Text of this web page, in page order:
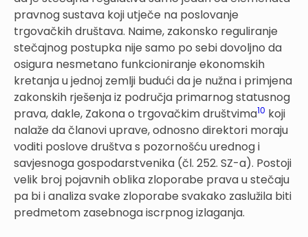
pravnog sustava koji utječe na poslovanje
trgovačkih društava. Naime, zakonsko reguliranje
stečajnog postupka nije samo po sebi dovoljno da
osigura nesmetano funkcioniranje ekonomskih
kretanja u jednoj zemlji budući da je nužna i primjena
zakonskih rješenja iz područja primarnog statusnog
prava, dakle, Zakona o trgovačkim društvima10 koji
nalaže da članovi uprave, odnosno direktori moraju
voditi poslove društva s pozornošću urednog i
savjesnoga gospodarstvenika (čl. 252. SZ-a). Postoji
velik broj pojavnih oblika zloporabe prava u stečaju
pa bi i analiza svake zloporabe svaka­ko zaslužila biti
predmetom zasebnoga iscrpnog izlaganja.